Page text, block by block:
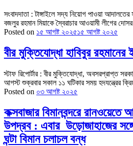
সংবাদদাতা : টাঙ্গাইলে সদ্য নিয়োগ পাওয়া
বজলুর রহমান মিয়াকে স্বৈরাচার আওয়ামী লীগের
Posted on ১৫ আগষ্ট ২০২৫১৫ আগষ্ট ২০২৫
বীর মুক্তিযোদ্ধা হাবিবুর রহমানের
স্টাফ রিপোর্টার : বীর মুক্তিযোদ্ধা, অবসরপ্রাপ্ত
আগস্ট শুক্রবার সকাল ১১ ঘটিকার সময় হদযন্ত্রের
Posted on ০৩ আগষ্ট ২০২৫
কক্সবাজার বিমানবন্দরে
উপদ্রব : এবার উড়োজাহাজের
ঘন্টা বিমান চলাচল বন্ধ